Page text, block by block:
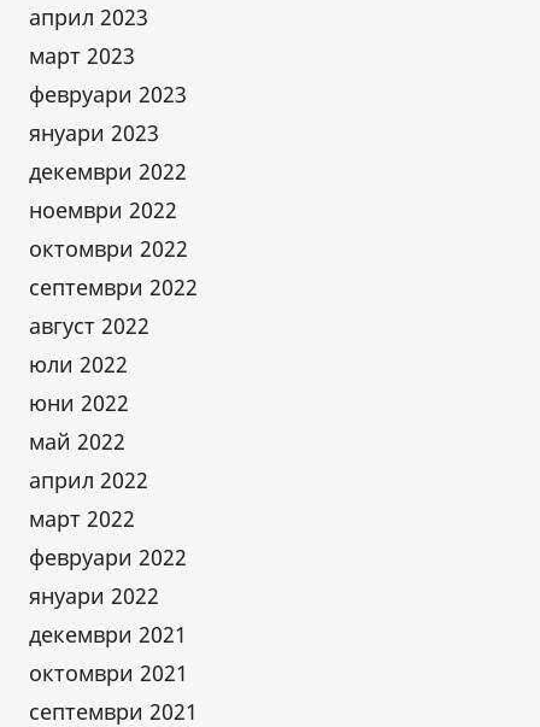
април 2023
март 2023
февруари 2023
януари 2023
декември 2022
ноември 2022
октомври 2022
септември 2022
август 2022
юли 2022
юни 2022
май 2022
април 2022
март 2022
февруари 2022
януари 2022
декември 2021
октомври 2021
септември 2021